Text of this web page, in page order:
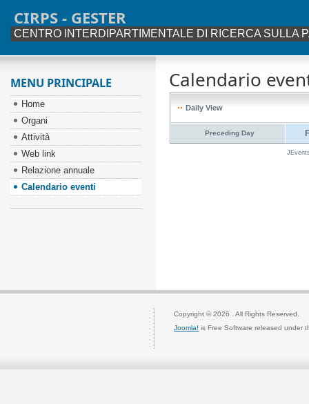
CIRPS - GESTER
CENTRO INTERDIPARTIMENTALE DI RICERCA SULLA
Calendario
Daily View
Preceding Day
MENU PRINCIPALE
Home
Organi
Attività
Web link
Relazione annuale
Calendario eventi
Copyright © 2026 . All Rights Reserved.
Joomla! is Free Software released under